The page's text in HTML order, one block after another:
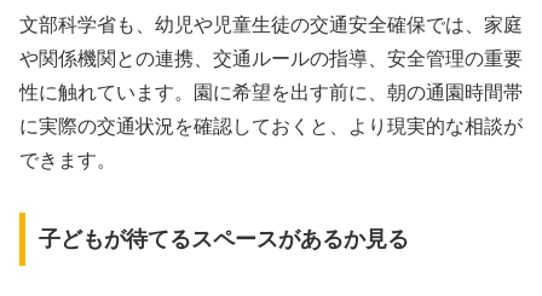
文部科学省も、幼児や児童生徒の交通安全確保では、家庭
や関係機関との連携、交通ルールの指導、安全管理の重要
性に触れています。園に希望を出す前に、朝の通園時間帯
に実際の交通状況を確認しておくと、より現実的な相談が
できます。
子どもが待てるスペースがあるか見る